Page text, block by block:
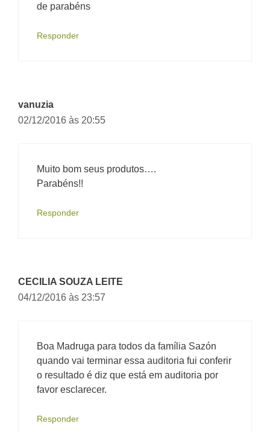
de parabéns
Responder
vanuzia
02/12/2016 às 20:55
Muito bom seus produtos….
Parabéns!!
Responder
CECILIA SOUZA LEITE
04/12/2016 às 23:57
Boa Madruga para todos da família Sazón
quando vai terminar essa auditoria fui conferir
o resultado é diz que está em auditoria por
favor esclarecer.
Responder